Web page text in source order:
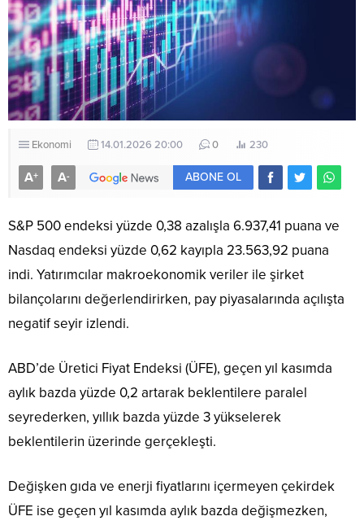
Ekonomi 14.01.2026 20:00 0 230
A+ A- ABONE OL
S&P 500 endeksi yüzde 0,38 azalışla 6.937,41 puana ve
Nasdaq endeksi yüzde 0,62 kayıpla 23.563,92 puana
indi. Yatırımcılar makroekonomik veriler ile şirket
bilançolarını değerlendirirken, pay piyasalarında açılışta
negatif seyir izlendi.
ABD’de Üretici Fiyat Endeksi (ÜFE), geçen yıl kasımda
aylık bazda yüzde 0,2 artarak beklentilere paralel
seyrederken, yıllık bazda yüzde 3 yükselerek
beklentilerin üzerinde gerçekleşti.
Değişken gıda ve enerji fiyatlarını içermeyen çekirdek
ÜFE ise geçen yıl kasımda aylık bazda değişmezken,